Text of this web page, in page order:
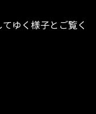
ゆく様子とご覧く